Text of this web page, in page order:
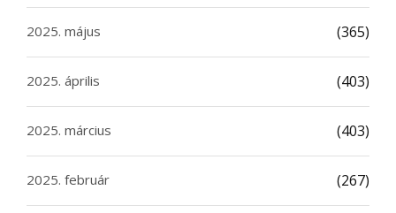
2025. május (365)
2025. április (403)
2025. március (403)
2025. február (267)